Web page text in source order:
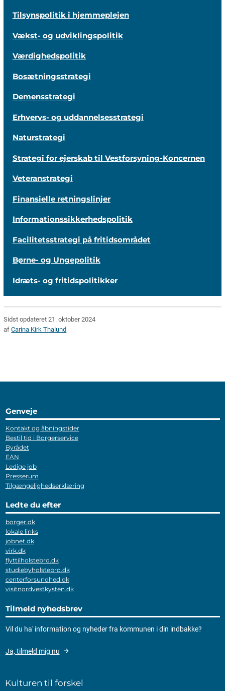
Tilsynspolitik i hjemmeplejen
Vækst- og udviklingspolitik
Værdighedspolitik
Bosætningsstrategi
Demensstrategi
Erhvervs- og uddannelsesstrategi
Naturstrategi
Strategi for ejerskab til Vestforsyning-Koncernen
Veteranstrategi
Finansielle retningslinjer
Informationssikkerhedspolitik
Facilitetsstrategi på fritidsområdet
Børne- og Ungepolitik
Idræts- og fritidspolitikker
Sidst opdateret 21. oktober 2024
afCarina Kirk Thalund
Genveje
Kontakt og åbningstider
Bestil tid i Borgerservice
Byrådet
EAN
Ledige job
Presserum
Tilgængelighedserklæring
Ledte du efter
borger.dk
lokale links
jobnet.dk
virk.dk
flyttilholstebro.dk
studiebyholstebro.dk
centerforsundhed.dk
visitnordvestkysten.dk
Tilmeld nyhedsbrev
Vil du ha' information og nyheder fra kommunen i din indbakke?
Ja, tilmeld mig nu
Kulturen til forskel